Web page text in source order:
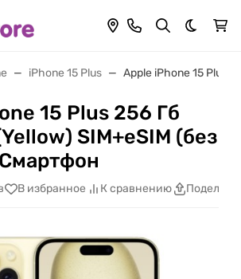
Темная
iPhone 15 Plus Apple iPhone 15 Plus
15 Plus 256 Гб
SIM+eSIM (без
В избранное К сравнению